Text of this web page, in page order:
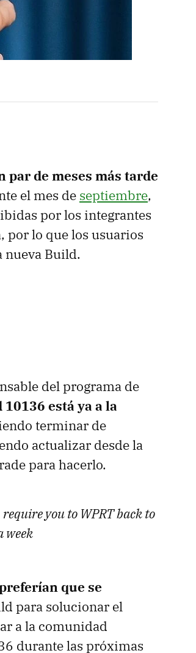
par de meses más tarde
el mes de septiembre,
por los integrantes
por lo que los usuarios
nueva Build.
del programa de
está ya a la
terminar de
actualizar desde la
para hacerlo.
you to WPRT back to
week
que se
para solucionar el
a la comunidad
durante las próximas